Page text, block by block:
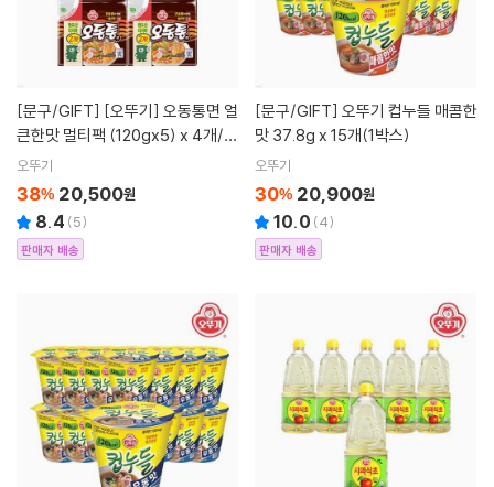
[문구/GIFT]
큰한맛 멀티팩 (120gx5) x 4개/2
0봉
오뚜기
38% 20,500원
8.4 (5)
판매자 배송
[문구/GIFT]
맛 37.8g x 15개(1박스)
오뚜기
30% 20,900원
10.0 (4)
판매자 배송